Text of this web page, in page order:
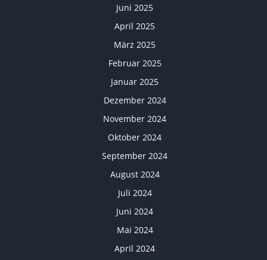
Juni 2025
April 2025
März 2025
Februar 2025
Januar 2025
Dezember 2024
November 2024
Oktober 2024
September 2024
August 2024
Juli 2024
Juni 2024
Mai 2024
April 2024